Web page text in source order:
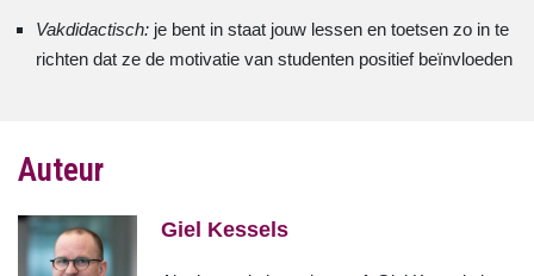
Vakdidactisch: je bent in staat jouw lessen en toetsen zo in te
richten dat ze de motivatie van studenten positief beïnvloeden
Auteur
Giel Kessels